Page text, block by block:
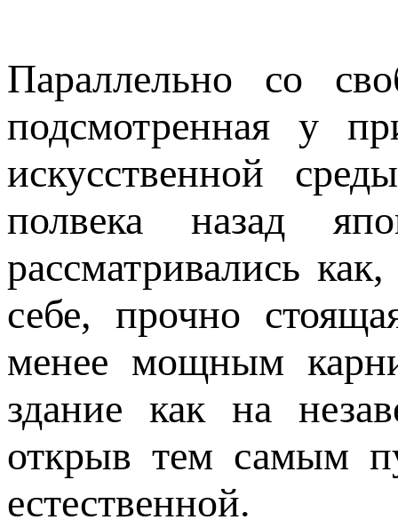
Параллельно со
подсмотренная у
искусственной
полвека назад
рассматривались
себе, прочно
менее мощным
здание как на
открыв тем самым
естественной.